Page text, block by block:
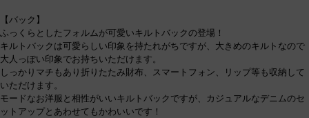
【バック】
ふっくらとしたフォルムが可愛いキルトバックの登場！
キルトバックは可愛らしい印象を持たれがちですが、大きめのキルトなので
大人っぽい印象でお持ちいただけます。
しっかりマチもあり折りたたみ財布、スマートフォン、リップ等も収納して
いただけます。
モードなお洋服と相性がいいキルトバックですが、カジュアルなデニムのセ
ットアップとあわせてもかわいいです！